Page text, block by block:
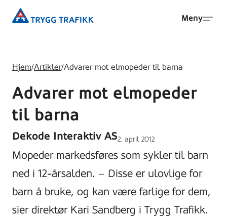
Trygg
Meny
Hjem/Artikler/Advarer mot elmopeder til barna
Advarer mot elmopeder
til barna
Dekode Interaktiv ASLagt
på
2. april 2012
Mopeder markedsføres som sykler til barn
ned i 12-årsalden. – Disse er ulovlige for
barn å bruke, og kan være farlige for dem,
sier direktør Kari Sandberg i Trygg Trafikk.